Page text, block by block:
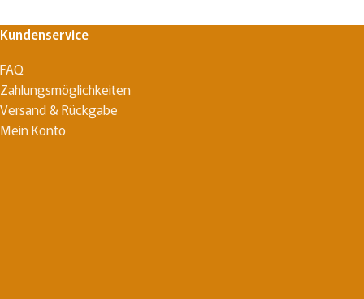
Kundenservice
FAQ
Zahlungsmöglichkeiten
Versand & Rückgabe
Mein Konto